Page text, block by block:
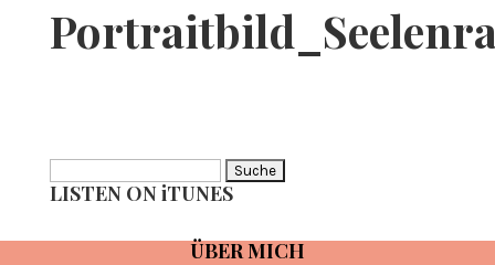
nach:
LISTEN ON iTUNES
ÜBER MICH